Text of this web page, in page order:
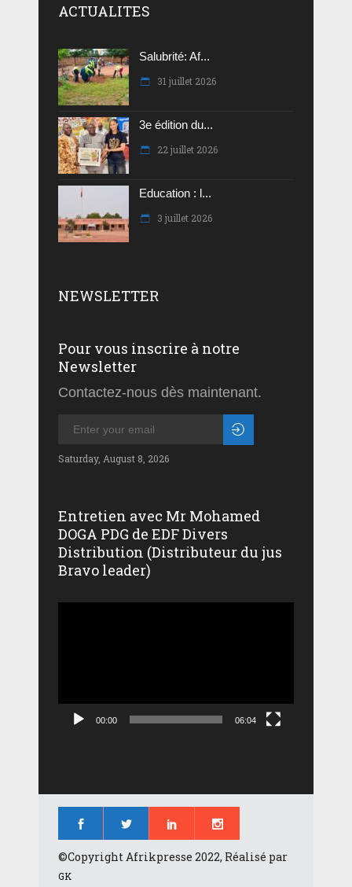
ACTUALITES
Salubrité: Af...
31 juillet 2026
3e édition du...
22 juillet 2026
Education : l...
3 juillet 2026
NEWSLETTER
Pour vous inscrire à notre
Newsletter
Contactez-nous dès maintenant.
Saturday, August 8, 2026
Entretien avec Mr Mohamed
DOGA PDG de EDF Divers
Distribution (Distributeur du jus
Bravo leader)
00:00 06:04
©Copyright Afrikpresse 2022, Réalisé par
GK